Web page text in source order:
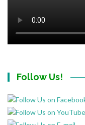
Follow Us!